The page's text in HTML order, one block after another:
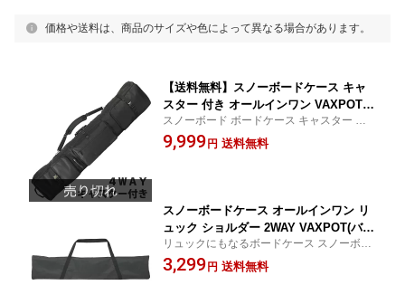
価格や送料は、商品のサイズや色によって異なる場合があります。
【送料無料】スノーボードケース キャ
スター 付き オールインワン VAXPOT
(バックスポット) スノーボード ケース V
A-3212【ボード適応サイズ150-160cm】
スノーボード ボードケース キャスター 付
き 大容量収納 をはじめ VAXPOT の スノー
ボード ウェア ゴーグル グローブ ビーニー
9,999円 送料無料
スノーボードケース オールインワン リ
ュック ショルダー 2WAY VAXPOT(バッ
クスポット) VA-3213 スノボ ボードケー
ス スノーボード ケース スノボ バッグ
リュックにもなるボードケース スノーボー
ド ウェア ブーツ ゴーグル グローブ ビーニ
ー ソックス インナー など スノーボードに
3,299円 送料無料